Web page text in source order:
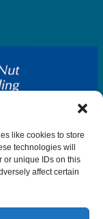
like cookies to store
technologies will
or unique IDs on this
affect certain